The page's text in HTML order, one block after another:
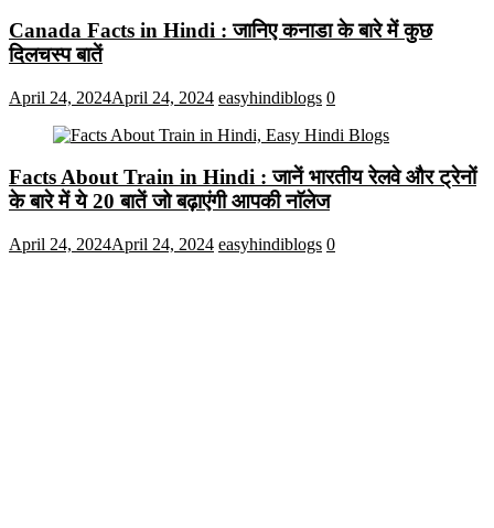
Canada Facts in Hindi : जानिए कनाडा के बारे में कुछ
दिलचस्प बातें
April 24, 2024April 24, 2024 easyhindiblogs 0
Facts About Train in Hindi : जानें भारतीय रेलवे और ट्रेनों
के बारे में ये 20 बातें जो बढ़ाएंगी आपकी नाॅलेज
April 24, 2024April 24, 2024 easyhindiblogs 0